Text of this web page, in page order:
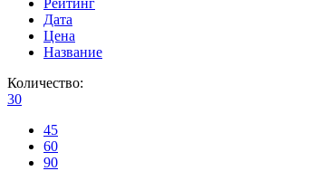
Дата
Цена
Название
Количество:
30
45
60
90